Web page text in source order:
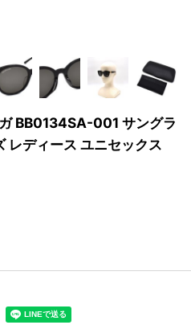
BB0134SA-001 サングラ
レディース ユニセックス